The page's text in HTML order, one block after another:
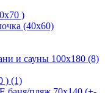
)
(40х60)
и сауны 100х180 (8)
) (1)